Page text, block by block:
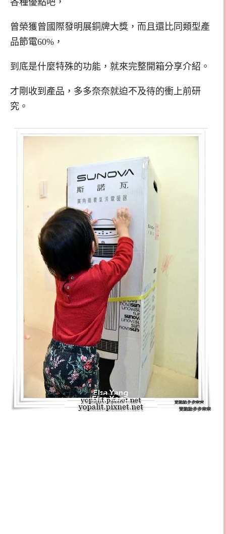
各種優點吧，
曾榮獲曾國際發明展銅牌大獎，而且還比同類型產
品節電60%，
到底是什麼特殊的功能，就來完整開箱分享介紹。
才剛收到產品，多多奈奈就迫不及待的衝上前研
究。